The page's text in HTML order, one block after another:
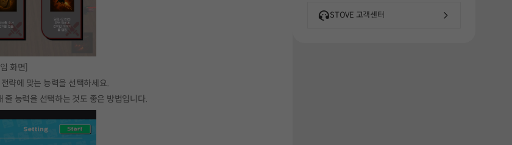
화면]
략에 맞는 능력을 선택하세요.
줄 능력을 선택하는 것도 좋은 방법입니다.
STOVE 고객센터